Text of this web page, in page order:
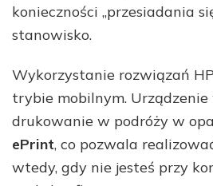
konieczności „przesiadania
stanowisko.
Wykorzystanie rozwiązań
trybie mobilnym. Urządzenie
drukowanie w podróży w
ePrint, co pozwala
wtedy, gdy nie jesteś przy